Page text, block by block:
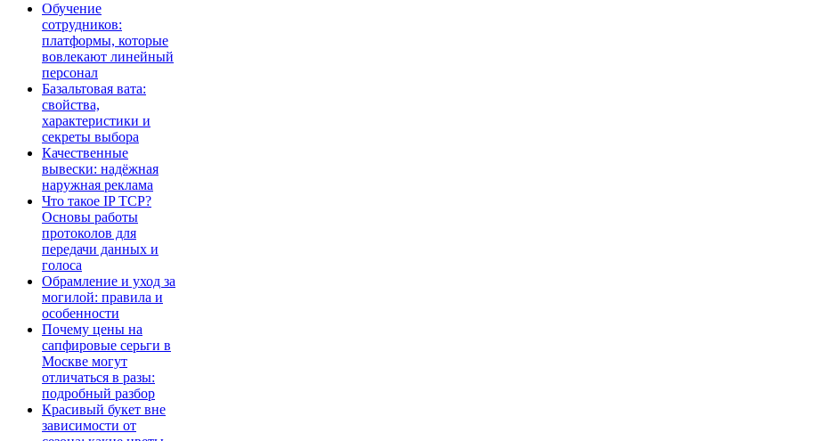
Обучение
сотрудников:
платформы, которые
вовлекают линейный
персонал
Базальтовая вата:
свойства,
характеристики и
секреты выбора
Качественные
вывески: надёжная
наружная реклама
Что такое IP TCP?
Основы работы
протоколов для
передачи данных и
голоса
Обрамление и уход за
могилой: правила и
особенности
Почему цены на
сапфировые серьги в
Москве могут
отличаться в разы:
подробный разбор
Красивый букет вне
зависимости от